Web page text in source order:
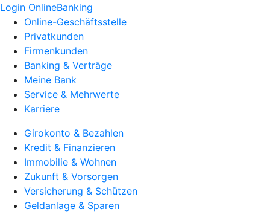
Login OnlineBanking
Online-Geschäftsstelle
Privatkunden
Firmenkunden
Banking & Verträge
Meine Bank
Service & Mehrwerte
Karriere
Girokonto & Bezahlen
Kredit & Finanzieren
Immobilie & Wohnen
Zukunft & Vorsorgen
Versicherung & Schützen
Geldanlage & Sparen